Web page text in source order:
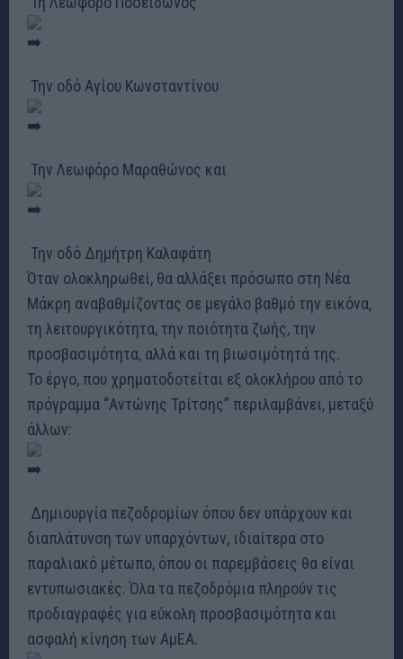
Την οδό Αγίου Κωνσταντίνου
Την Λεωφόρο Μαραθώνος και
Την οδό Δημήτρη Καλαφάτη
Όταν ολοκληρωθεί, θα αλλάξει πρόσωπο στη Νέα
Μάκρη αναβαθμίζοντας σε μεγάλο βαθμό την εικόνα,
τη λειτουργικότητα, την ποιότητα ζωής, την
προσβασιμότητα, αλλά και τη βιωσιμότητά της.
Το έργο, που χρηματοδοτείται εξ ολοκλήρου από το
πρόγραμμα “Αντώνης Τρίτσης” περιλαμβάνει, μεταξύ
άλλων:
Δημιουργία πεζοδρομίων όπου δεν υπάρχουν και
διαπλάτυνση των υπαρχόντων, ιδιαίτερα στο
παραλιακό μέτωπο, όπου οι παρεμβάσεις θα είναι
εντυπωσιακές. Όλα τα πεζοδρόμια πληρούν τις
προδιαγραφές για εύκολη προσβασιμότητα και
ασφαλή κίνηση των ΑμΕΑ.